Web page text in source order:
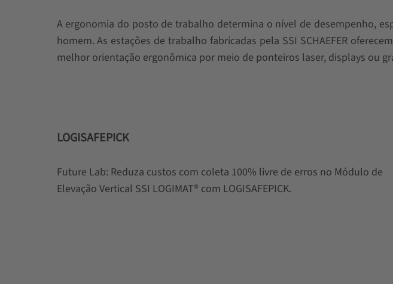
A ergonomia do posto de trabalho determina o nível de desempenho,
homem. As estações de trabalho fabricadas pela SSI SCHAEFER
melhor orientação ergonômica por meio de ponteiros laser, displays ou
LOGISAFEPICK
Future Lab: Reduza custos com coleta 100% livre de erros no Módulo de
Elevação Vertical SSI LOGIMAT® com LOGISAFEPICK.